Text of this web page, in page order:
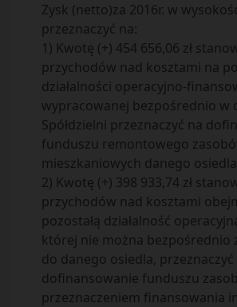
Zysk (netto)za 2016r. w
przeznaczyć na:
1) Kwotę (+) 454 656,06 zł
przychodów nad kosztami na
działalności operacyjno-
wypracowanej bezpośrednio w
Spółdzielni przeznaczyć na
funduszu remontowego
mieszkaniowych danego
2) Kwotę (+) 398 933,74 zł
przychodów nad kosztami
pozostałą działalność
której nie można bezpośrednio
do danego osiedla, przeznaczyć
dofinansowanie funduszu
przeznaczeniem finansowania